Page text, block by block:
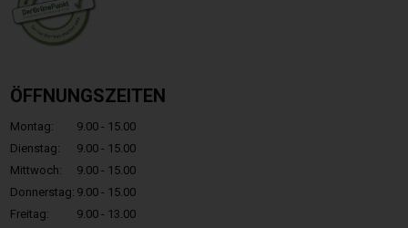
ÖFFNUNGSZEITEN
Montag:
9.00 - 15.00
Dienstag:
9.00 - 15.00
Mittwoch:
9.00 - 15.00
Donnerstag: 9.00 - 15.00
Freitag:
9.00 - 13.00